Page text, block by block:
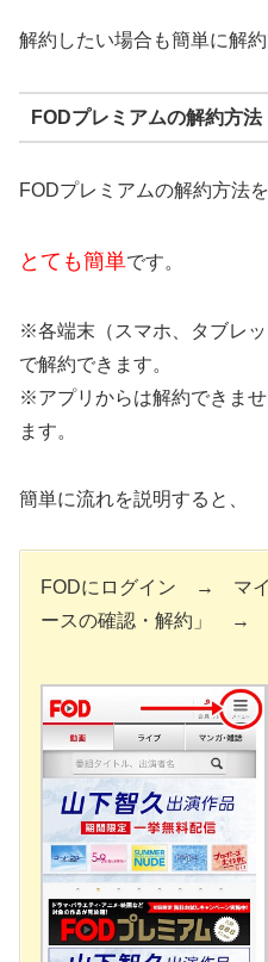
解約したい場合も簡単に解約
FODプレミアムの解約方法
FODプレミアムの解約方法
とても簡単です。
※各端末（スマホ、タブレ
で解約できます。
※アプリからは解約できま
ます。
簡単に流れを説明すると、
FODにログイン → マ
ースの確認・解約」 →